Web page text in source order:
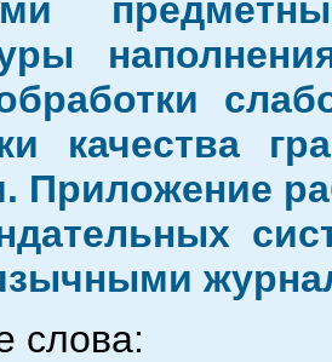
качества
Приложение
слова: